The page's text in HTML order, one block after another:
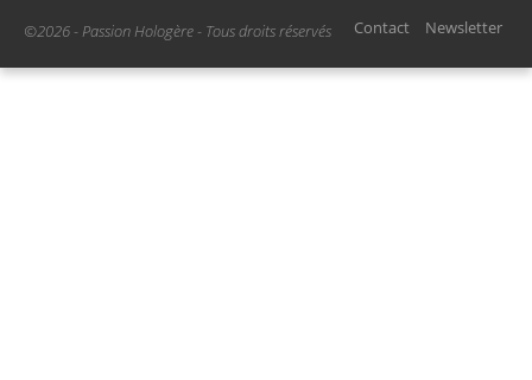
©2026 - Passion Hologère - Tous droits réservés Contact Newsletter